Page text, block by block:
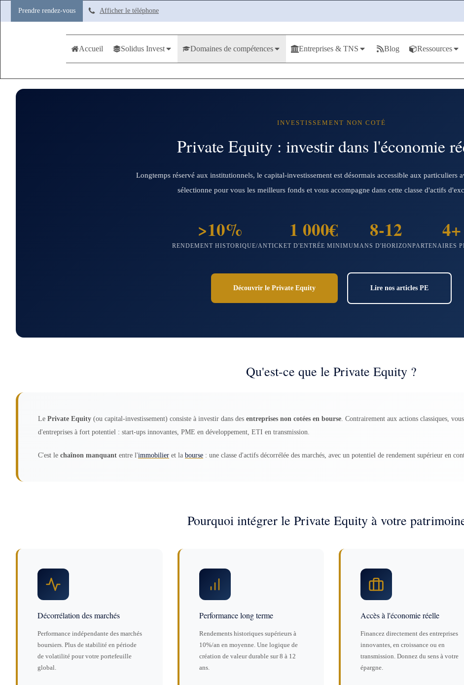
Prendre rendez-vous Afficher le téléphone
Accueil Solidus Invest Domaines de compétences Entreprises & TNS Blog Ressources
INVESTISSEMENT NON COTÉ
Private Equity : investir dans l'économie
Longtemps réservé aux institutionnels, le capital-investissement est désormais accessible aux particuliers
sélectionne pour vous les meilleurs fonds et vous accompagne dans cette classe d'actifs
>10%
RENDEMENT HISTORIQUE/AN
1 000€
TICKET D'ENTRÉE MINIMUM
8-12
ANS D'HORIZON
4+
PARTENAIRES
Découvrir le Private Equity Lire nos articles PE
Qu'est-ce que le Private Equity ?
Le Private Equity (ou capital-investissement) consiste à investir dans des entreprises non cotées en bourse. Contrairement aux actions classiques,
d'entreprises à fort potentiel : start-ups innovantes, PME en développement, ETI en transmission.
C'est le chaînon manquant entre l'immobilier et la bourse : une classe d'actifs décorrélée des marchés, avec un potentiel de rendement supérieur en
Pourquoi intégrer le Private Equity à votre
Décorrélation des marchés
Performance indépendante des marchés
boursiers. Plus de stabilité en période
de volatilité pour votre portefeuille
global.
Performance long terme
Rendements historiques supérieurs à
10%/an en moyenne. Une logique de
création de valeur durable sur 8 à 12
ans.
Accès à l'économie réelle
Financez directement des entreprises
innovantes, en croissance ou en
transmission. Donnez du sens à votre
épargne.